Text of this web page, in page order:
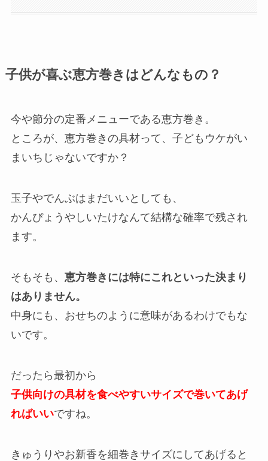
子供が喜ぶ恵方巻きはどんなもの？
今や節分の定番メニューである恵方巻き。
ところが、恵方巻きの具材って、子どもウケがい
まいちじゃないですか？
玉子やでんぶはまだいいとしても、
かんぴょうやしいたけなんて結構な確率で残され
ます。
そもそも、 恵方巻きには特にこれといった決まり
はありません。
中身にも、おせちのように意味があるわけでもな
いです。
だったら最初から
子供向けの具材を食べやすいサイズで巻いてあげ
ればいいですね。
きゅうりやお新香を細巻きサイズにしてあげると